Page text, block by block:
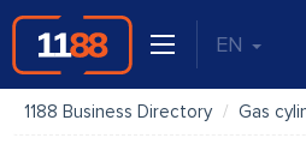
EN
1188 Business Directory Gas